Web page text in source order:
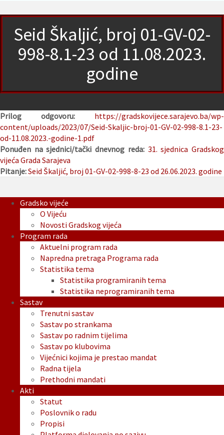
Seid Škaljić, broj 01-GV-02-
998-8.1-23 od 11.08.2023.
godine
Prilog odgovoru: https://gradskovijece.sarajevo.ba/wp-
content/uploads/2023/07/Seid-Skaljic-broj-01-GV-02-998-8.1-23-
od-11.08.2023.-godine-1.pdf
Ponuđen na sjednici/tački dnevnog reda: 31. sjednica Gradskog
vijeća Grada Sarajeva
Pitanje:Seid Škaljić, broj 01-GV-02-998-8-23 od 26.06.2023. godine
Gradsko vijeće
O Vijeću
Novosti Gradskog vijeća
Program rada
Aktuelni program rada
Napredna pretraga Programa rada
Statistika tema
Statistika programiranih tema
Statistika neprogramiranih tema
Sastav
Trenutni sastav
Sastav po strankama
Sastav po radnim tijelima
Sastav po klubovima
Vijećnici kojima je prestao mandat
Radna tijela
Prethodni mandati
Akti
Statut
Poslovnik o radu
Propisi